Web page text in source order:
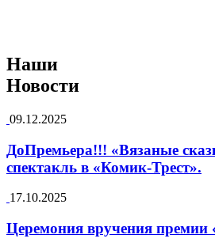
Наши
Новости
09.12.2025
ДоПремьера!!! «Вязаные
спектакль в «Комик-Трест».
17.10.2025
Церемония вручения премии